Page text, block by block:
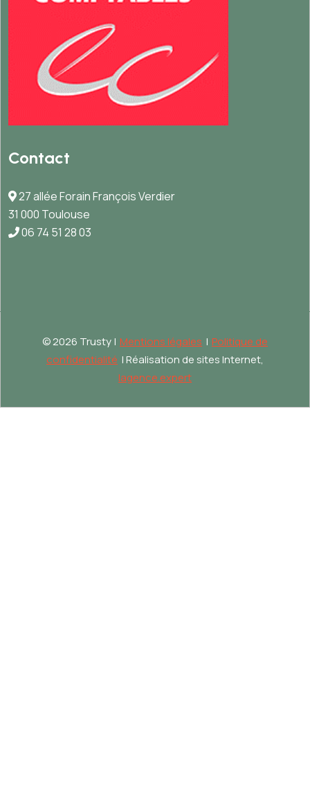
Contact
27 allée Forain François Verdier
31 000 Toulouse
06 74 51 28 03
©2026 Trusty | Mentions légales | Politique de
confidentialité | Réalisation de sites Internet,
lagence.expert